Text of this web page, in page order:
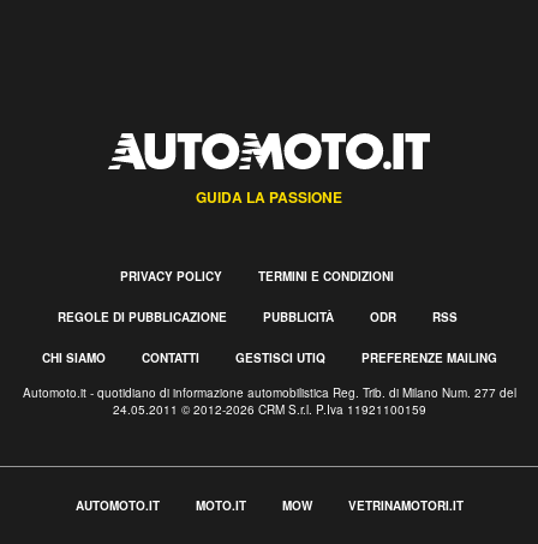
GUIDA LA PASSIONE
PRIVACY POLICY TERMINI E CONDIZIONI
REGOLE DI PUBBLICAZIONE PUBBLICITÀ ODR RSS
CHI SIAMO CONTATTI GESTISCI UTIQ PREFERENZE MAILING
Automoto.it - quotidiano di informazione automobilistica Reg. Trib. di Milano Num. 277 del
24.05.2011 © 2012-2026 CRM S.r.l. P.Iva 11921100159
AUTOMOTO.IT MOTO.IT MOW VETRINAMOTORI.IT